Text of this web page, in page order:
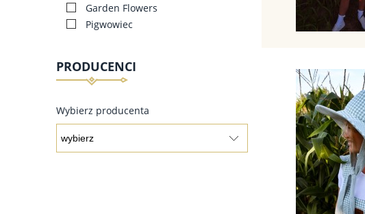
Garden Flowers
Pigwowiec
PRODUCENCI
Wybierz producenta